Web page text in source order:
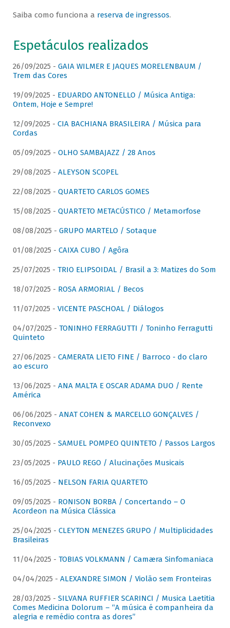
Saiba como funciona a reserva de ingressos.
Espetáculos realizados
26/09/2025 - GAIA WILMER E JAQUES MORELENBAUM /
Trem das Cores
19/09/2025 - EDUARDO ANTONELLO / Música Antiga:
Ontem, Hoje e Sempre!
12/09/2025 - CIA BACHIANA BRASILEIRA / Música para
Cordas
05/09/2025 - OLHO SAMBAJAZZ / 28 Anos
29/08/2025 - ALEYSON SCOPEL
22/08/2025 - QUARTETO CARLOS GOMES
15/08/2025 - QUARTETO METACÚSTICO / Metamorfose
08/08/2025 - GRUPO MARTELO / Sotaque
01/08/2025 - CAIXA CUBO / Agôra
25/07/2025 - TRIO ELIPSOIDAL / Brasil a 3: Matizes do Som
18/07/2025 - ROSA ARMORIAL / Becos
11/07/2025 - VICENTE PASCHOAL / Diálogos
04/07/2025 - TONINHO FERRAGUTTI / Toninho Ferragutti
Quinteto
27/06/2025 - CAMERATA LIETO FINE / Barroco - do claro
ao escuro
13/06/2025 - ANA MALTA E OSCAR ADAMA DUO / Rente
América
06/06/2025 - ANAT COHEN & MARCELLO GONÇALVES /
Reconvexo
30/05/2025 - SAMUEL POMPEO QUINTETO / Passos Largos
23/05/2025 - PAULO REGO / Alucinações Musicais
16/05/2025 - NELSON FARIA QUARTETO
09/05/2025 - RONISON BORBA / Concertando – O
Acordeon na Música Clássica
25/04/2025 - CLEYTON MENEZES GRUPO / Multiplicidades
Brasileiras
11/04/2025 - TOBIAS VOLKMANN / Camæra Sinfomaniaca
04/04/2025 - ALEXANDRE SIMON / Violão sem Fronteiras
28/03/2025 - SILVANA RUFFIER SCARINCI / Musica Laetitia
Comes Medicina Dolorum – “A música é companheira da
alegria e remédio contra as dores”